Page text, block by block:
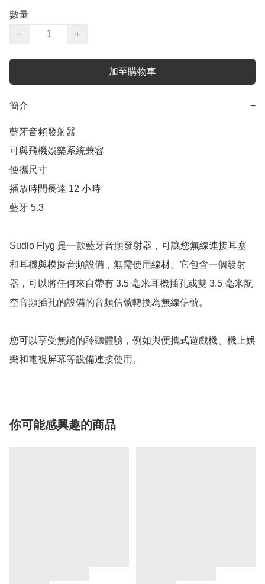
數量
−
+
加至購物車
簡介 −
藍牙音頻發射器
可與飛機娛樂系統兼容
便攜尺寸
播放時間長達 12 小時
藍牙 5.3
Sudio Flyg 是一款藍牙音頻發射器，可讓您無線連接耳塞
和耳機與模擬音頻設備，無需使用線材。它包含一個發射
器，可以將任何來自帶有 3.5 毫米耳機插孔或雙 3.5 毫米航
空音頻插孔的設備的音頻信號轉換為無線信號。
您可以享受無縫的聆聽體驗，例如與便攜式遊戲機、機上娛
樂和電視屏幕等設備連接使用。
你可能感興趣的商品